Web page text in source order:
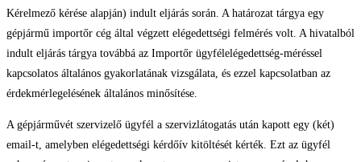
Kérelmező kérése alapján) indult eljárás során. A határozat tárgya egy
gépjármű importőr cég által végzett elégedettségi felmérés volt. A hivatalból
indult eljárás tárgya továbbá az Importőr ügyfélelégedettség-méréssel
kapcsolatos általános gyakorlatának vizsgálata, és ezzel kapcsolatban az
érdekmérlegelésének általános minősítése.
A gépjárművét szervizelő ügyfél a szervizlátogatás után kapott egy (két)
email-t, amelyben elégedettségi kérdőív kitöltését kérték. Ezt az ügyfél